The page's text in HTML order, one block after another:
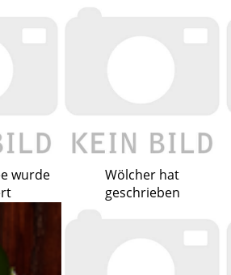
wurde
Wölcher hat
geschrieben